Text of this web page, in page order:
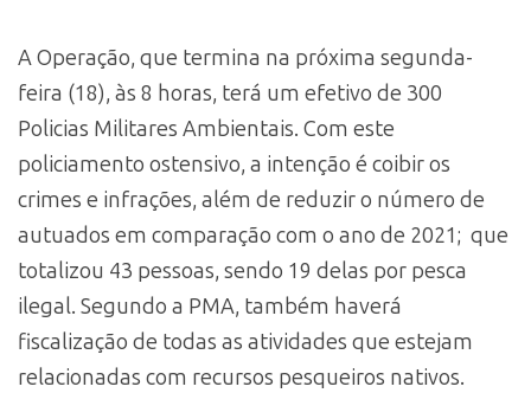
A Operação, que termina na próxima segunda-
feira (18), às 8 horas, terá um efetivo de 300
Policias Militares Ambientais. Com este
policiamento ostensivo, a intenção é coibir os
crimes e infrações, além de reduzir o número de
autuados em comparação com o ano de 2021; que
totalizou 43 pessoas, sendo 19 delas por pesca
ilegal. Segundo a PMA, também haverá
fiscalização de todas as atividades que estejam
relacionadas com recursos pesqueiros nativos.